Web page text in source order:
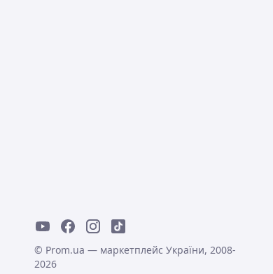
© Prom.ua — маркетплейс України, 2008-
2026